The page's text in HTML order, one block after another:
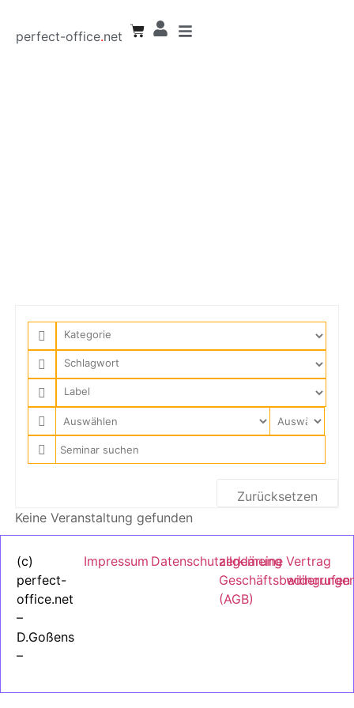
perfect-office.net
Zurücksetzen
Keine Veranstaltung gefunden
(c)
perfect-
office.net
–
D.Goßens
–
Impressum Datenschutzerklärung
allgemeine
(AGB)
Vertrag
widerrufen